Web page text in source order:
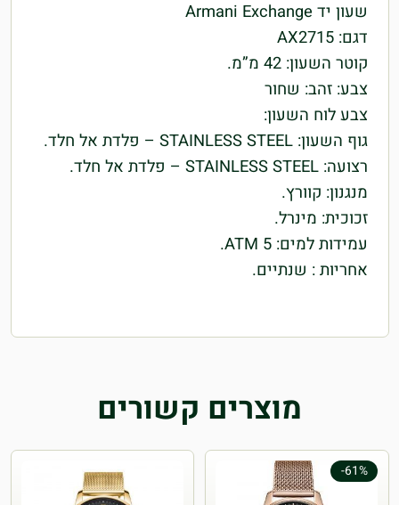
שעון יד Armani Exchange
דגם: AX2715
קוטר השעון: 42 מ”מ.
צבע: זהב: שחור
צבע לוח השעון:
גוף השעון: STAINLESS STEEL – פלדת אל חלד.
רצועה: STAINLESS STEEL – פלדת אל חלד.
מנגנון: קוורץ.
זכוכית: מינרל.
עמידות למים: 5 ATM.
אחריות : שנתיים.
מוצרים קשורים
-61%